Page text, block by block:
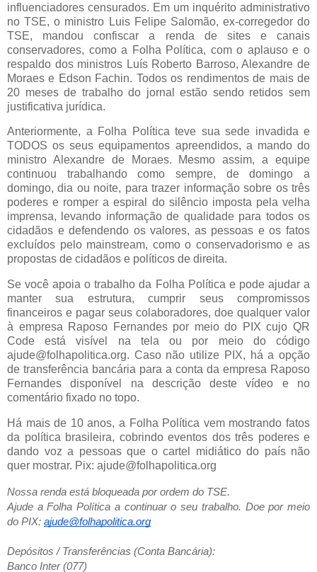
influenciadores censurados. Em um inquérito administrativo
no TSE, o ministro Luis Felipe Salomão, ex-corregedor do
TSE, mandou confiscar a renda de sites e canais
conservadores, como a Folha Política, com o aplauso e o
respaldo dos ministros Luís Roberto Barroso, Alexandre de
Moraes e Edson Fachin. Todos os rendimentos de mais de
20 meses de trabalho do jornal estão sendo retidos sem
justificativa jurídica.
Anteriormente, a Folha Política teve sua sede invadida e
TODOS os seus equipamentos apreendidos, a mando do
ministro Alexandre de Moraes. Mesmo assim, a equipe
continuou trabalhando como sempre, de domingo a
domingo, dia ou noite, para trazer informação sobre os três
poderes e romper a espiral do silêncio imposta pela velha
imprensa, levando informação de qualidade para todos os
cidadãos e defendendo os valores, as pessoas e os fatos
excluídos pelo mainstream, como o conservadorismo e as
propostas de cidadãos e políticos de direita.
Se você apoia o trabalho da Folha Política e pode ajudar a
manter sua estrutura, cumprir seus compromissos
financeiros e pagar seus colaboradores, doe qualquer valor
à empresa Raposo Fernandes por meio do PIX cujo QR
Code está visível na tela ou por meio do código
ajude@folhapolitica.org. Caso não utilize PIX, há a opção
de transferência bancária para a conta da empresa Raposo
Fernandes disponível na descrição deste vídeo e no
comentário fixado no topo.
Há mais de 10 anos, a Folha Política vem mostrando fatos
da política brasileira, cobrindo eventos dos três poderes e
dando voz a pessoas que o cartel midiático do país não
quer mostrar. Pix: ajude@folhapolitica.org
Nossa renda está bloqueada por ordem do TSE.
Ajude a Folha Política a continuar o seu trabalho. Doe por meio
do PIX: ajude@folhapolitica.org
Depósitos / Transferências (Conta Bancária):
Banco Inter (077)